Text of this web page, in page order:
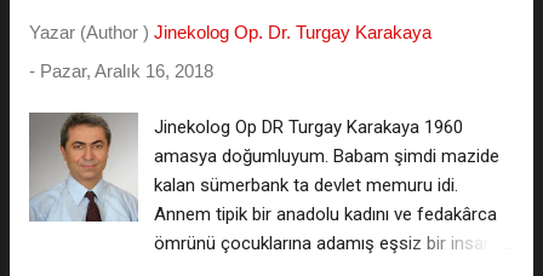
öncesi aynı seansta yapılan muayene ve
ultrason ÜCRETSİZDİR. ) İstanbul Kürtaj Fiyat
yaptıranların yorumlarını oku, kaydolmadan
isimsiz soru sor yazış ) ====== Op. Dr.
Turgay Karakaya'ya soru sor veya cepten...
Yazar (Author ) Jinekolog Op. Dr. Turgay Karakaya
- Pazar, Aralık 16, 2018
Jinekolog Op DR Turgay Karakaya 1960
amasya doğumluyum. Babam şimdi mazide
kalan sümerbank ta devlet memuru idi.
Annem tipik bir anadolu kadını ve fedakârca
ömrünü çocuklarına adamış eşsiz bir insandı.